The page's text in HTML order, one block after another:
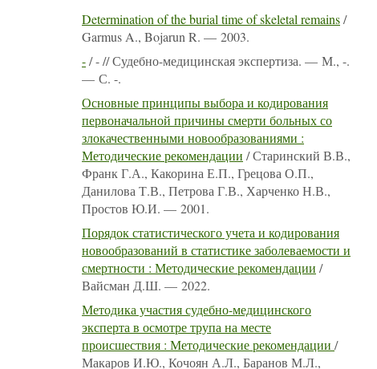
Determination of the burial time of skeletal remains/
Garmus A., Bojarun R. — 2003.
-/ - // Судебно-медицинская экспертиза. — М., -.
— С. -.
Основные принципы выбора и кодирования
первоначальной причины смерти больных со
злокачественными новообразованиями :
Методические рекомендации / Старинский В.В.,
Франк Г.А., Какорина Е.П., Грецова О.П.,
Данилова Т.В., Петрова Г.В., Харченко Н.В.,
Простов Ю.И. — 2001.
Порядок статистического учета и кодирования
новообразований в статистике заболеваемости и
смертности : Методические рекомендации /
Вайсман Д.Ш. — 2022.
Методика участия судебно-медицинского
эксперта в осмотре трупа на месте
происшествия : Методические рекомендации /
Макаров И.Ю., Кочоян А.Л., Баранов М.Л.,